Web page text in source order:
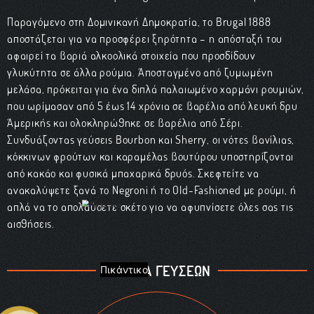
Παραγόμενο στη Δομινικανή Δημοκρατία, το Brugal 1888
αποστάζεται για να προσφέρει ξηρότητα – η απόσταξή του
αφαιρεί τα βαριά αλκοολικά στοιχεία που προσδίδουν
γλυκύτητα σε άλλα ρούμια. Αποσταγμένο από ζυμωμένη
μελάσα, πρόκειται για ένα διπλά παλαιωμένο χαρμάνι ρουμιών,
που ωρίμασαν από 5 έως 14 χρόνια σε βαρέλια από λευκή δρυ
Αμερικής και ολοκληρώθηκε σε βαρέλια από Σέρι.
Συνδυάζοντας γεύσεις Bourbon και Sherry, οι νότες βανίλιας,
κόκκινων φρούτων και καραμέλας βουτύρου υποστηρίζονται
από κακάο και φυσικά μπαχαρικά δρυός. Σκεφτείτε να
ανακαλύψετε ξανά το Negroni ή το Old-Fashioned με ρούμι, ή
απλά να το απολαύσετε σκέτο για να αφυπνίσετε όλες σας τις
αισθήσεις.
ΠΑΛΕΤΑ ΓΕΥΣΕΩΝ
Πικάντικο